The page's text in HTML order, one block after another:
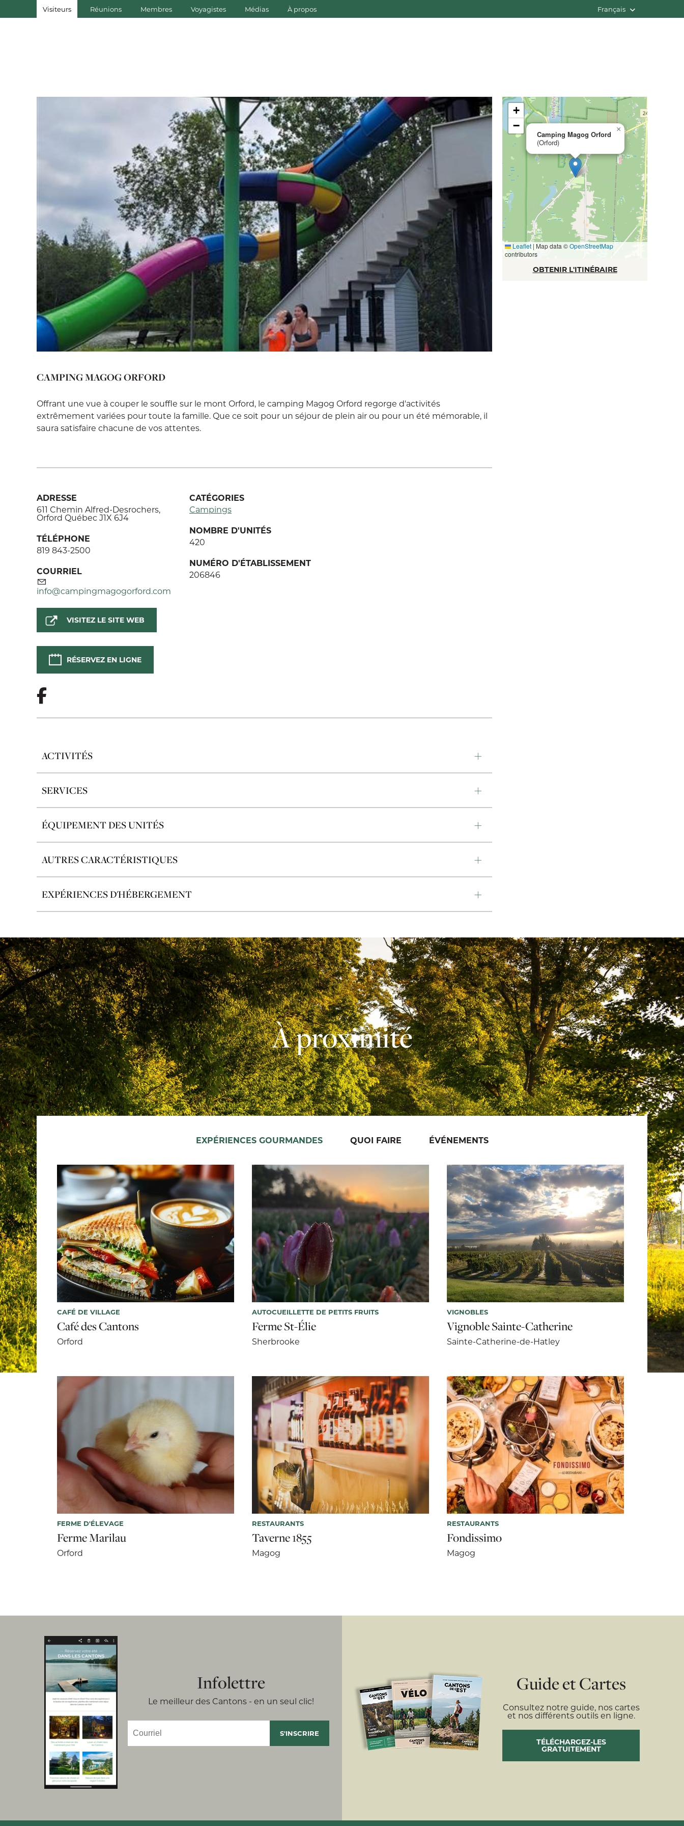
Visiteurs Réunions Membres Voyagistes Médias À propos Français
Camping Magog Orford
(Orford)
×
+
−
Leaflet | Map data ©OpenStreetMap
contributors
OBTENIR L'ITINÉRAIRE
CAMPING MAGOG ORFORD
Offrant une vue à couper le souffle sur le mont Orford, le camping Magog Orford regorge d'activités
extrêmement variées pour toute la famille. Que ce soit pour un séjour de plein air ou pour un été mémorable, il
saura satisfaire chacune de vos attentes.
ADRESSE
611 Chemin Alfred-Desrochers,
Orford Québec J1X 6J4
TÉLÉPHONE
819 843-2500
COURRIEL
info@campingmagogorford.com
VISITEZ LE SITE WEB
RÉSERVEZ EN LIGNE
CATÉGORIES
Campings
NOMBRE D'UNITÉS
420
NUMÉRO D'ÉTABLISSEMENT
206846
ACTIVITÉS
SERVICES
ÉQUIPEMENT DES UNITÉS
AUTRES CARACTÉRISTIQUES
EXPÉRIENCES D'HÉBERGEMENT
À proximité
EXPÉRIENCES GOURMANDES QUOI FAIRE ÉVÉNEMENTS
CAFÉ DE VILLAGE
Café des Cantons
Orford
AUTOCUEILLETTE DE PETITS FRUITS
Ferme St-Élie
Sherbrooke
VIGNOBLES
Vignoble Sainte-Catherine
Sainte-Catherine-de-Hatley
FERME D'ÉLEVAGE
Ferme Marilau
Orford
RESTAURANTS
Taverne 1855
Magog
RESTAURANTS
Fondissimo
Magog
Infolettre
Le meilleur des Cantons - en un seul clic!
Guide et Cartes
Consultez notre guide, nos cartes
et nos différents outils en ligne.
TÉLÉCHARGEZ-LES
GRATUITEMENT